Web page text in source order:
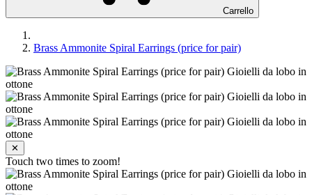
Carrello
Brass Ammonite Spiral Earrings (price for pair)
✕
Touch two times to zoom!